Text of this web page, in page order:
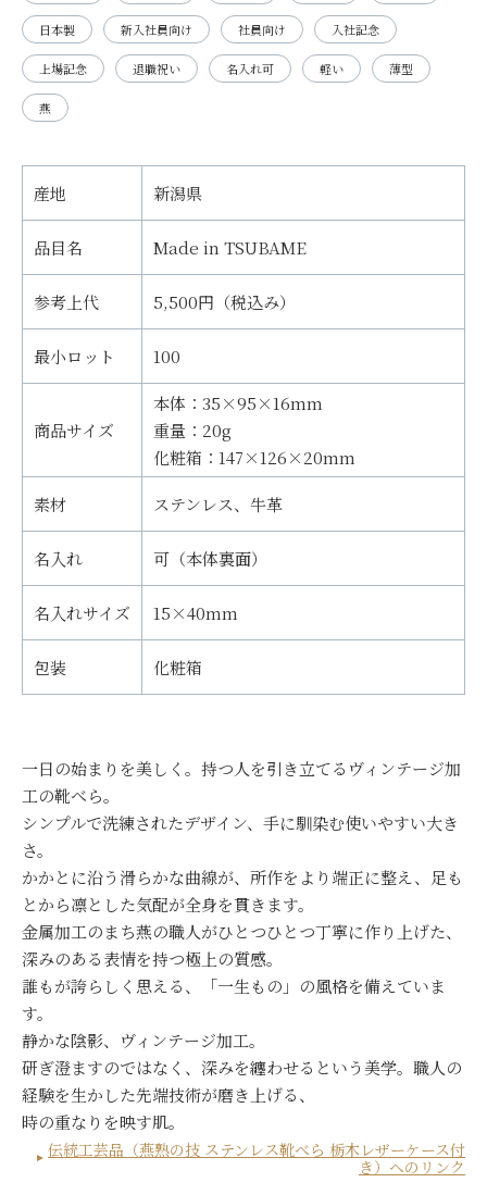
日本製 新入社員向け 社員向け 入社記念
上場記念 退職祝い 名入れ可 軽い 薄型
燕
産地 新潟県
品目名 Made in TSUBAME
参考上代 5,500円（税込み）
最小ロット 100
商品サイズ
本体：35×95×16mm
重量：20g
化粧箱：147×126×20mm
素材 ステンレス、牛革
名入れ 可（本体裏面）
名入れサイズ 15×40mm
包装 化粧箱
一日の始まりを美しく。持つ人を引き立てるヴィンテージ加
工の靴べら。
シンプルで洗練されたデザイン、手に馴染む使いやすい大き
さ。
かかとに沿う滑らかな曲線が、所作をより端正に整え、足も
とから凛とした気配が全身を貫きます。
金属加工のまち燕の職人がひとつひとつ丁寧に作り上げた、
深みのある表情を持つ極上の質感。
誰もが誇らしく思える、「一生もの」の風格を備えていま
す。
静かな陰影、ヴィンテージ加工。
研ぎ澄ますのではなく、深みを纏わせるという美学。職人の
経験を生かした先端技術が磨き上げる、
時の重なりを映す肌。
伝統工芸品（燕熟の技 ステンレス靴べら 栃木レザーケース付
き）へのリンク